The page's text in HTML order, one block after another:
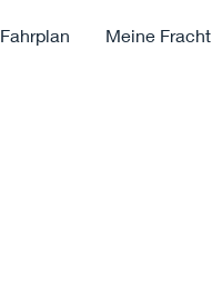
Fahrplan Meine Fracht